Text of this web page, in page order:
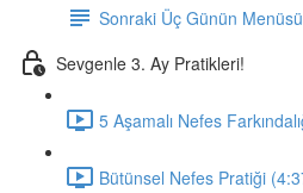
Sonraki Üç Günün Menüsü
Sevgenle 3. Ay Pratikleri!
5 Aşamalı Nefes
Bütünsel Nefes Pratiği